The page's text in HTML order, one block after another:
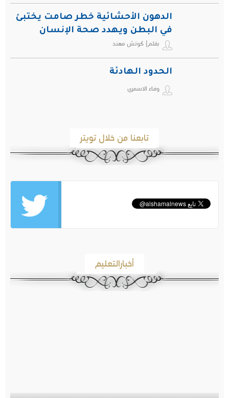
الدهون الأحشائية خطر صامت يختبئ
في البطن ويهدد صحة الإنسان
بقلم| كوتش مهند
الحدود الهادئة
وفاء الاسمري
تابعنا من خلال تويتر
أخبارالتعليم